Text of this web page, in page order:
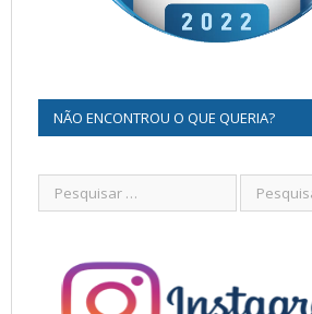
NÃO ENCONTROU O QUE QUERIA?